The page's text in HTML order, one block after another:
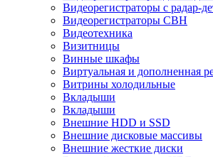
Видеорегистраторы с радар-
Видеорегистраторы СВН
Видеотехника
Визитницы
Винные шкафы
Виртуальная и дополненная
Витрины холодильные
Вкладыши
Вкладыши
Внешние HDD и SSD
Внешние дисковые массивы
Внешние жесткие диски